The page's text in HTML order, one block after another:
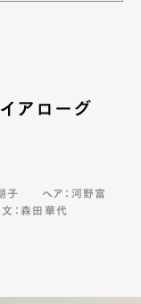
アローグ
子
ヘア：河野富
：森田華代